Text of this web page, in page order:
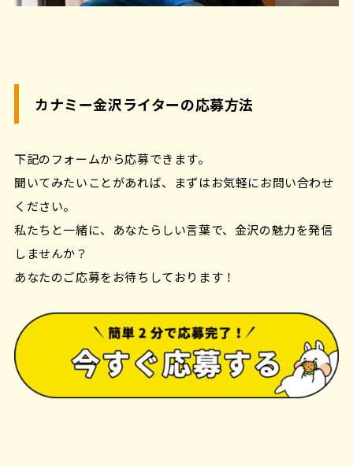
カナミー金沢ライターの応募方法
下記のフォームから応募できます。
聞いてみたいことがあれば、まずはお気軽にお問い合わせ
ください。
私たちと一緒に、あなたらしい言葉で、金沢の魅力を発信
しませんか？
あなたのご応募をお待ちしております！